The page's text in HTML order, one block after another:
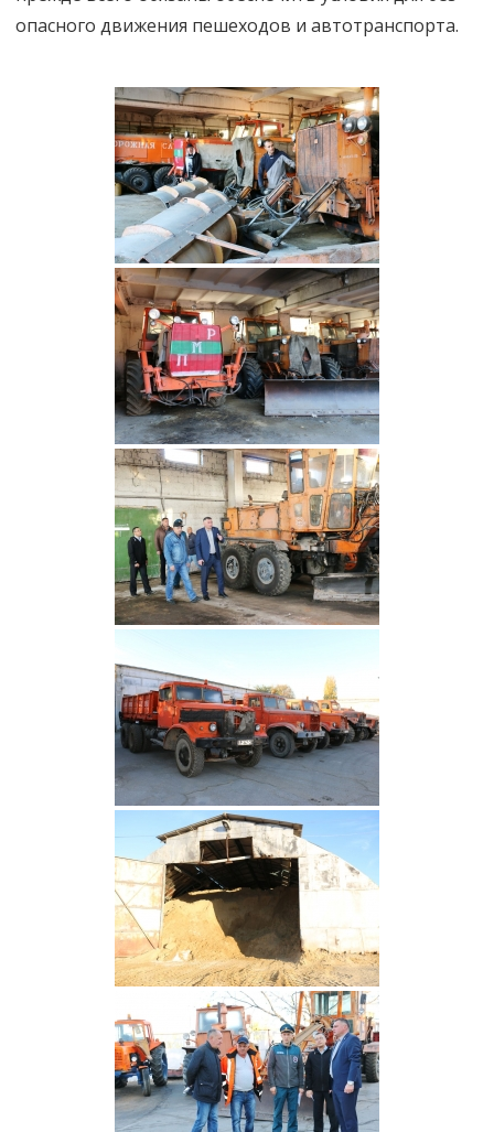
опасного движения пешеходов и автотранспорта.